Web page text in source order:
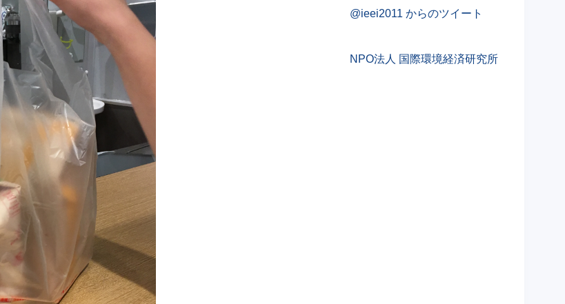
@ieei2011 からのツイート
NPO法人 国際環境経済研究所